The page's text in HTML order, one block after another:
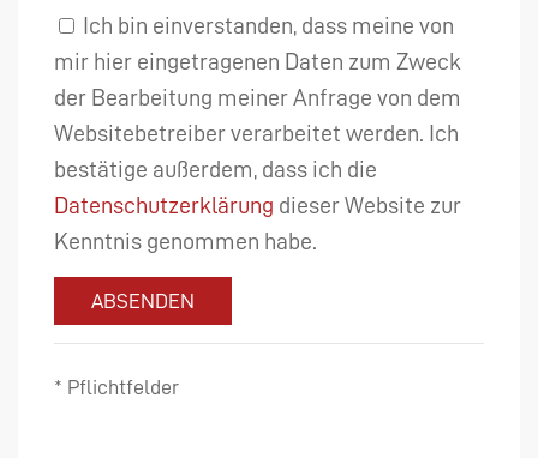
Ich bin einverstanden, dass meine von
mir hier eingetragenen Daten zum Zweck
der Bearbeitung meiner Anfrage von dem
Websitebetreiber verarbeitet werden. Ich
bestätige außerdem, dass ich die
Datenschutzerklärung dieser Website zur
Kenntnis genommen habe.
ABSENDEN
* Pflichtfelder